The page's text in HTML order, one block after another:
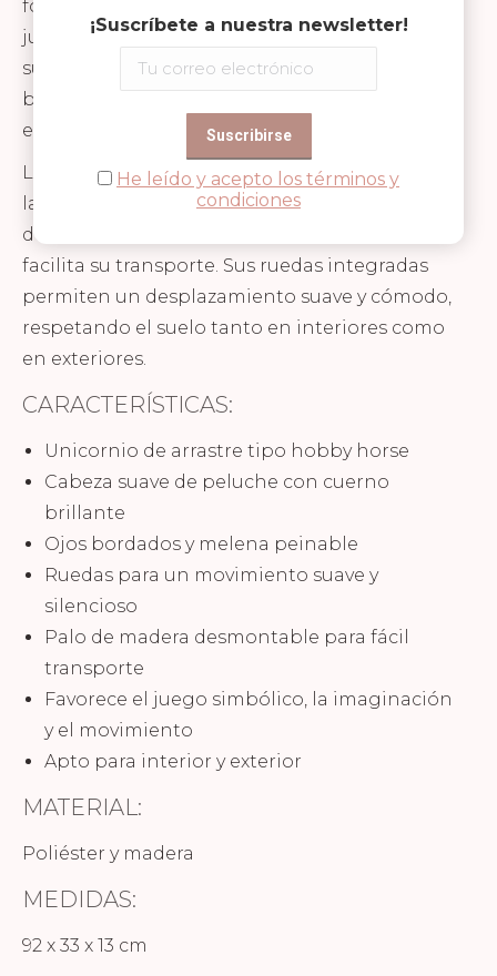
fomentando la creatividad, la coordinación y el
juego activo desde edades tempranas. Su
suave cabeza de peluche, junto con sus ojos
bordados y su brillante cuerno, lo convierten
en un personaje lleno de ternura y magia.
La melena se puede peinar para personalizar
la experiencia de juego, mientras que el palo
de madera resistente, divisible en dos partes,
facilita su transporte. Sus ruedas integradas
permiten un desplazamiento suave y cómodo,
respetando el suelo tanto en interiores como
en exteriores.
CARACTERÍSTICAS:
Unicornio de arrastre tipo hobby horse
Cabeza suave de peluche con cuerno
brillante
Ojos bordados y melena peinable
Ruedas para un movimiento suave y
silencioso
Palo de madera desmontable para fácil
transporte
Favorece el juego simbólico, la imaginación
y el movimiento
Apto para interior y exterior
MATERIAL:
Poliéster y madera
MEDIDAS:
92 x 33 x 13 cm
¡Suscríbete a nuestra newsletter!
He leído y acepto los términos y
condiciones